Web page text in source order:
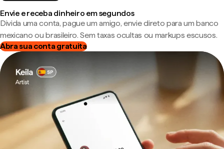
Envie e receba dinheiro em segundos
Divida uma conta, pague um amigo, envie direto para um banco
mexicano ou brasileiro. Sem taxas ocultas ou markups escusos.
Abra sua conta gratuita